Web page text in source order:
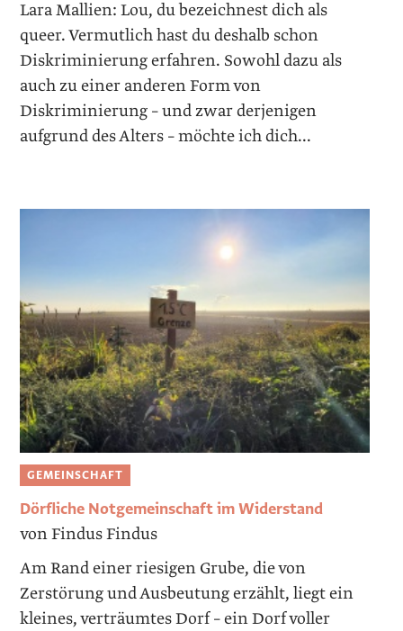
Lara Mallien: Lou, du bezeichnest dich als
queer. Vermutlich hast du deshalb schon
Diskriminierung erfahren. Sowohl dazu als
auch zu einer anderen Form von
Diskriminierung – und zwar derjenigen
aufgrund des Alters – möchte ich dich...
GEMEINSCHAFT
Dörfliche Notgemeinschaft im Widerstand
von Findus Findus
Am Rand einer riesigen Grube, die von
Zerstörung und Ausbeutung erzählt, liegt ein
kleines, verträumtes Dorf – ein Dorf voller